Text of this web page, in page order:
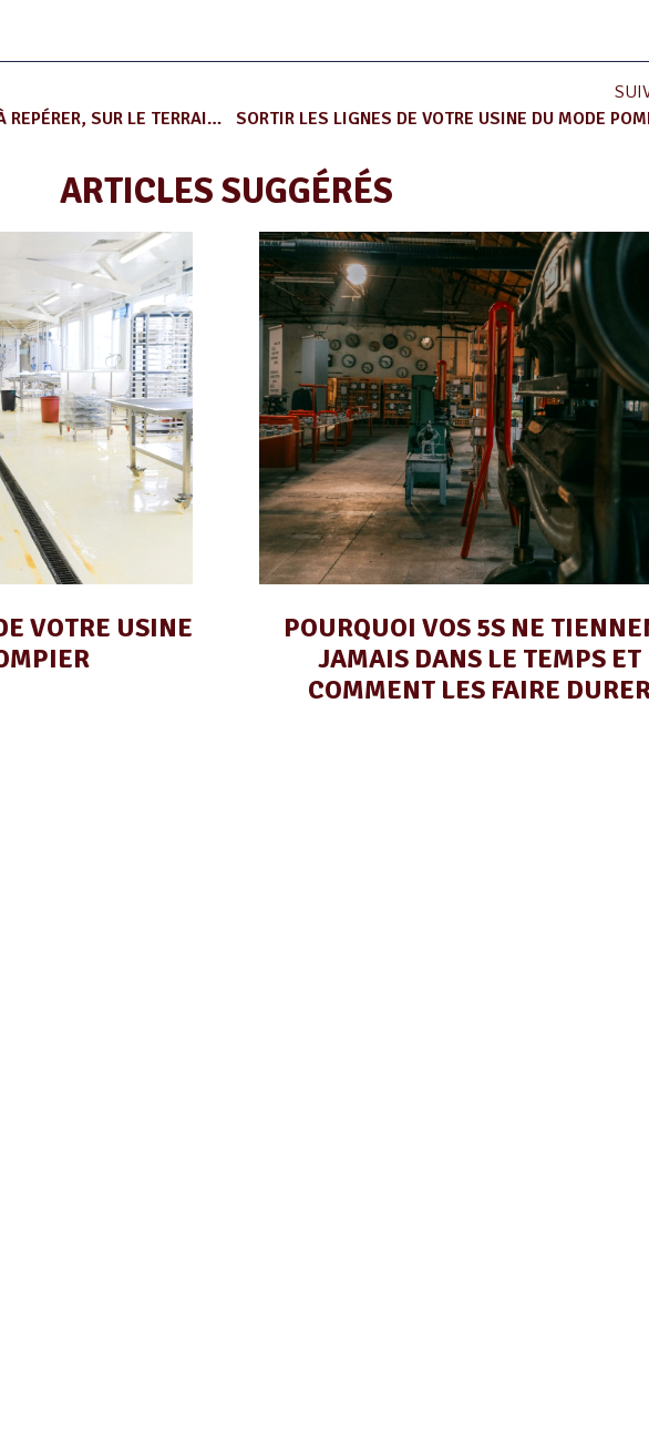
9 POINTS POUR VOUS AIDER À REPÉRER, SUR LE TERRAIN, LES (FUTURS) BONS FUTURS MANAGERS DE PROXIMITÉ
SORTIR LES LIGNES DE VOTRE USINE DU MODE
ARTICLES SUGGÉRÉS
VOTRE USINE
POURQUOI VOS 5S NE
JAMAIS DANS LE TEMPS ET
COMMENT LES FAIRE